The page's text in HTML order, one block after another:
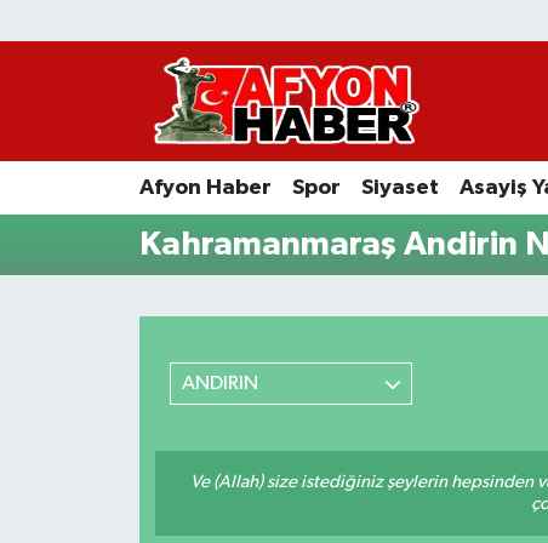
Afyon Haber Spor Siyaset Asayiş
Kahramanmaraş Andirin
ANDIRIN
Ve (Allah) size istediğiniz şeylerin hepsinden
Afyon Haber
Spor
Asayiş Yaşam